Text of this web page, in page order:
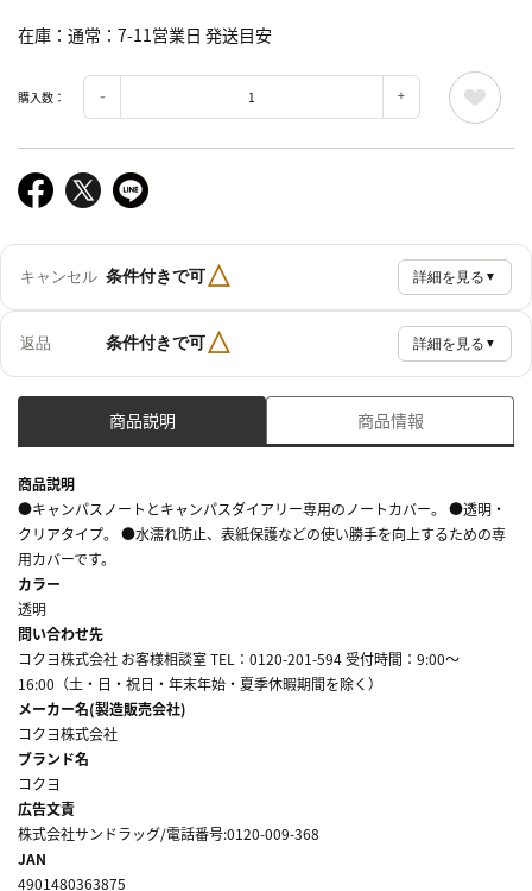
在庫 通常：7-11営業日 発送目安
購入数：
キャンセル 条件付きで可△ 詳細を見る ▼
返品 条件付きで可△ 詳細を見る ▼
商品説明 商品情報
商品説明
●キャンパスノートとキャンパスダイアリー専用のノートカバー。 ●透明・
クリアタイプ。 ●水濡れ防止、表紙保護などの使い勝手を向上するための専
用カバーです。
カラー
透明
問い合わせ先
コクヨ株式会社 お客様相談室 TEL：0120-201-594 受付時間：9:00～
16:00（土・日・祝日・年末年始・夏季休暇期間を除く）
メーカー名(製造販売会社)
コクヨ株式会社
ブランド名
コクヨ
広告文責
株式会社サンドラッグ/電話番号:0120-009-368
JAN
4901480363875